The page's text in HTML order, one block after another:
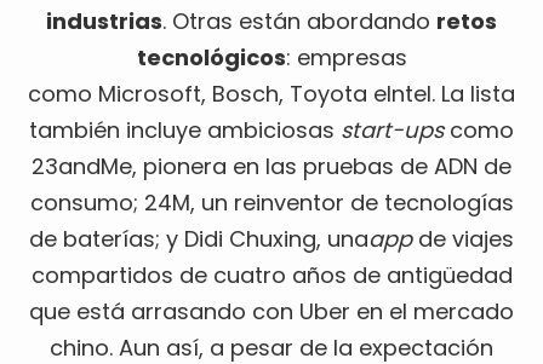
industrias. Otras están abordando retos
tecnológicos: empresas
como Microsoft, Bosch, Toyota eIntel. La lista
también incluye ambiciosas start-upscomo
23andMe, pionera en las pruebas de ADN de
consumo; 24M, un reinventor de tecnologías
de baterías; y Didi Chuxing, unaappde viajes
compartidos de cuatro años de antigüedad
que está arrasando con Uber en el mercado
chino. Aun así, a pesar de la expectación